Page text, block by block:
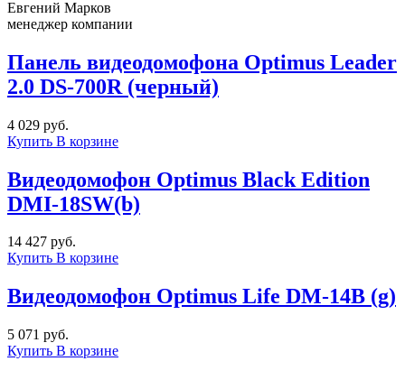
Евгений Марков
менеджер компании
Панель видеодомофона Optimus Leader
2.0 DS-700R (черный)
4 029 руб.
Купить В корзине
Видеодомофон Optimus Black Edition
DMI-18SW(b)
14 427 руб.
Купить В корзине
Видеодомофон Optimus Life DM-14B (g)
5 071 руб.
Купить В корзине